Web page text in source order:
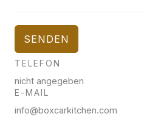
SENDEN
TELEFON
nicht angegeben
E-MAIL
info@boxcarkitchen.com